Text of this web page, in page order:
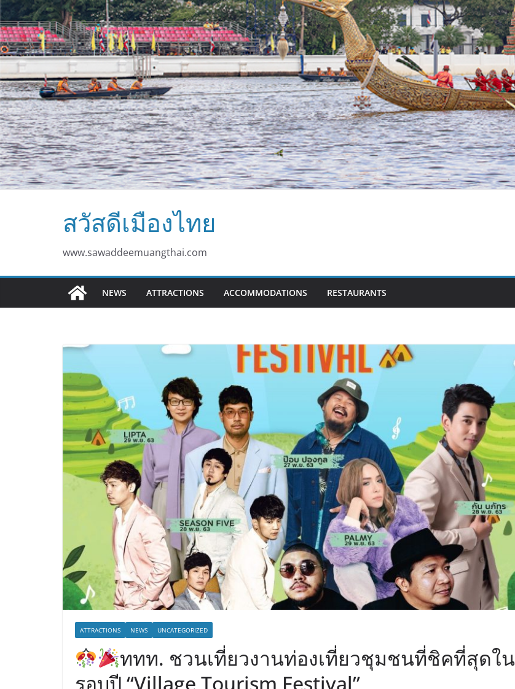
สวัสดีเมืองไทย
www.sawaddeemuangthai.com
NEWS ATTRACTIONS ACCOMMODATIONS RESTAURANTS
ATTRACTIONS NEWS UNCATEGORIZED
ททท. ชวนเที่ยวงานท่องเที่ยวชุมชนที่ชิคที่สุดใน
รอบปี “Village Tourism Festival”